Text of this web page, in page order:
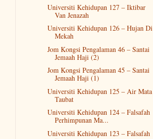
Universiti Kehidupan 127 – Iktibar
Van Jenazah
Universiti Kehidupan 126 – Hujan Di
Mekah
Jom Kongsi Pengalaman 46 – Santai
Jemaah Haji (2)
Jom Kongsi Pengalaman 45 – Santai
Jemaah Haji (1)
Universiti Kehidupan 125 – Air Mata
Taubat
Universiti Kehidupan 124 – Falsafah
Perhimpunan Ma...
Universiti Kehidupan 123 – Falsafah